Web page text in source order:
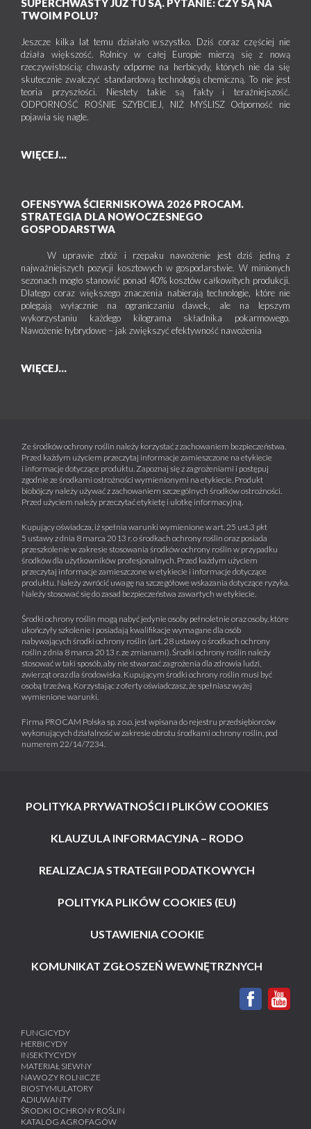
SUPERCHWASTY JUŻ TU SĄ. PYTANIE: CZY SĄ NA
TWOIM POLU?
Jeszcze kilka lat temu działało wszystko. Dziś coraz częściej nie
działa większość. Rolnicy w całej Europie mierzą się z nową
rzeczywistością: chwasty odporne na herbicydy, których nie da się
skutecznie zwalczyć standardową technologią chemiczną. To nie jest
teoria przyszłości. Niestety takie są fakty i teraźniejszość.
ODPORNOŚĆ ROŚNIE SZYBCIEJ, NIŻ MYŚLISZ Odporność nie
pojawia się nagle.
WIĘCEJ...
OFENSYWA ŚCIERNISKOWA 2026 PROCAM.
STRATEGIA DLA NOWOCZESNEGO
GOSPODARSTWA
W uprawie zbóż i rzepaku nawożenie jest dziś jedną z
najważniejszych pozycji kosztowych w gospodarstwie. W minionych
sezonach mogło stanowić ponad 40% kosztów całkowitych produkcji.
Dlatego coraz większego znaczenia nabierają technologie, które nie
polegają wyłącznie na ograniczaniu dawek, ale na lepszym
wykorzystaniu każdego kilograma składnika pokarmowego.
Nawożenie hybrydowe – jak zwiększyć efektywność nawożenia
WIĘCEJ...
Ze środków ochrony roślin należy korzystać z zachowaniem bezpieczeństwa.
Przed każdym użyciem przeczytaj informacje zamieszczone na etykiecie
i informacje dotyczące produktu. Zapoznaj się z zagrożeniami i postępuj
zgodnie ze środkami ostrożności wymienionymi na etykiecie. Produkt
biobójczy należy używać z zachowaniem szczególnych środków ostrożności.
Przed użyciem należy przeczytać etykietę i ulotkę informacyjną.
Kupujący oświadcza, iż spełnia warunki wymienione w art. 25 ust.3 pkt
5 ustawy z dnia 8 marca 2013 r. o środkach ochrony roślin oraz posiada
przeszkolenie w zakresie stosowania środków ochrony roślin w przypadku
środków dla użytkowników profesjonalnych. Przed każdym użyciem
przeczytaj informacje zamieszczone w etykiecie i informacje dotyczące
produktu. Należy zwrócić uwagę na szczegółowe wskazania dotyczące ryzyka.
Należy stosować się do zasad bezpieczeństwa zawartych w etykiecie.
Środki ochrony roślin mogą nabyć jedynie osoby pełnoletnie oraz osoby, które
ukończyły szkolenie i posiadają kwalifikacje wymagane dla osób
nabywających środki ochrony roślin (art. 28 ustawy o środkach ochrony
roślin z dnia 8 marca 2013 r. ze zmianami). Środki ochrony roślin należy
stosować w taki sposób, aby nie stwarzać zagrożenia dla zdrowia ludzi,
zwierząt oraz dla środowiska. Kupującym środki ochrony roślin musi być
osobą trzeźwą. Korzystając z oferty oświadczasz, że spełniasz wyżej
wymienione warunki.
Firma PROCAM Polska sp. z o.o. jest wpisana do rejestru przedsiębiorców
wykonujących działalność w zakresie obrotu środkami ochrony roślin, pod
numerem 22/14/7234.
POLITYKA PRYWATNOŚCI I PLIKÓW COOKIES
KLAUZULA INFORMACYJNA – RODO
REALIZACJA STRATEGII PODATKOWYCH
POLITYKA PLIKÓW COOKIES (EU)
USTAWIENIA COOKIE
KOMUNIKAT ZGŁOSZEŃ WEWNĘTRZNYCH
FUNGICYDY
HERBICYDY
INSEKTYCYDY
MATERIAŁ SIEWNY
NAWOZY ROLNICZE
BIOSTYMULATORY
ADIUWANTY
ŚRODKI OCHRONY ROŚLIN
KATALOG AGROFAGÓW